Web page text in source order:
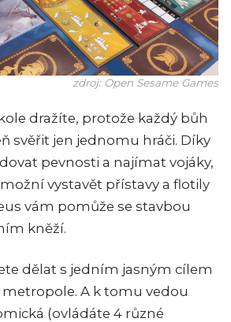
zdroj: Open Sesame Games
dražíte, protože každý bůh
svěřit jen jednomu hráči. Díky
pevnosti a najímat vojáky,
vystavět přístavy a flotily
vám pomůže se stavbou
kněží.
dělat s jedním jasným cílem
A k tomu vedou
(ovládáte 4 různé